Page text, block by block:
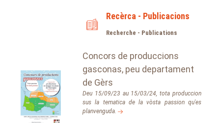
Recèrca - Publicacions
Recherche - Publications
Concors de produccions
gasconas, peu departament
de Gèrs
Deu 15/09/23 au 15/03/24, tota produccion
sus la tematica de la vòsta passion qu'es
planvenguda.